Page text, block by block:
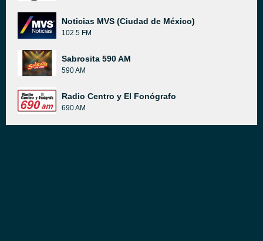
Noticias MVS (Ciudad de México)
102.5 FM
Sabrosita 590 AM
590 AM
Radio Centro y El Fonógrafo
690 AM